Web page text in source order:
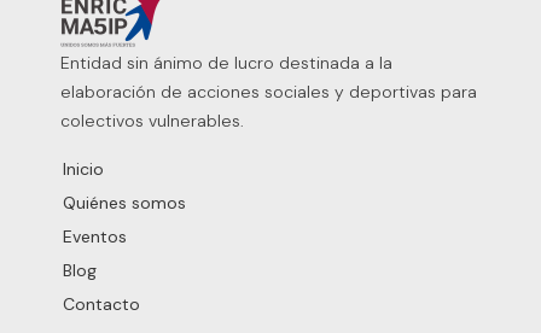
Entidad sin ánimo de lucro destinada a la
elaboración de acciones sociales y deportivas para
colectivos vulnerables.
Inicio
Quiénes somos
Eventos
Blog
Contacto